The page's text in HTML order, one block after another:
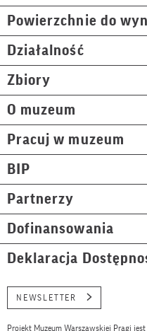
Powierzchnie do
Działalność
Zbiory
O muzeum
Pracuj w muzeum
BIP
Partnerzy
Dofinansowania
Deklaracja
NEWSLETTER
Projekt Muzeum Warszawskiej Pragi